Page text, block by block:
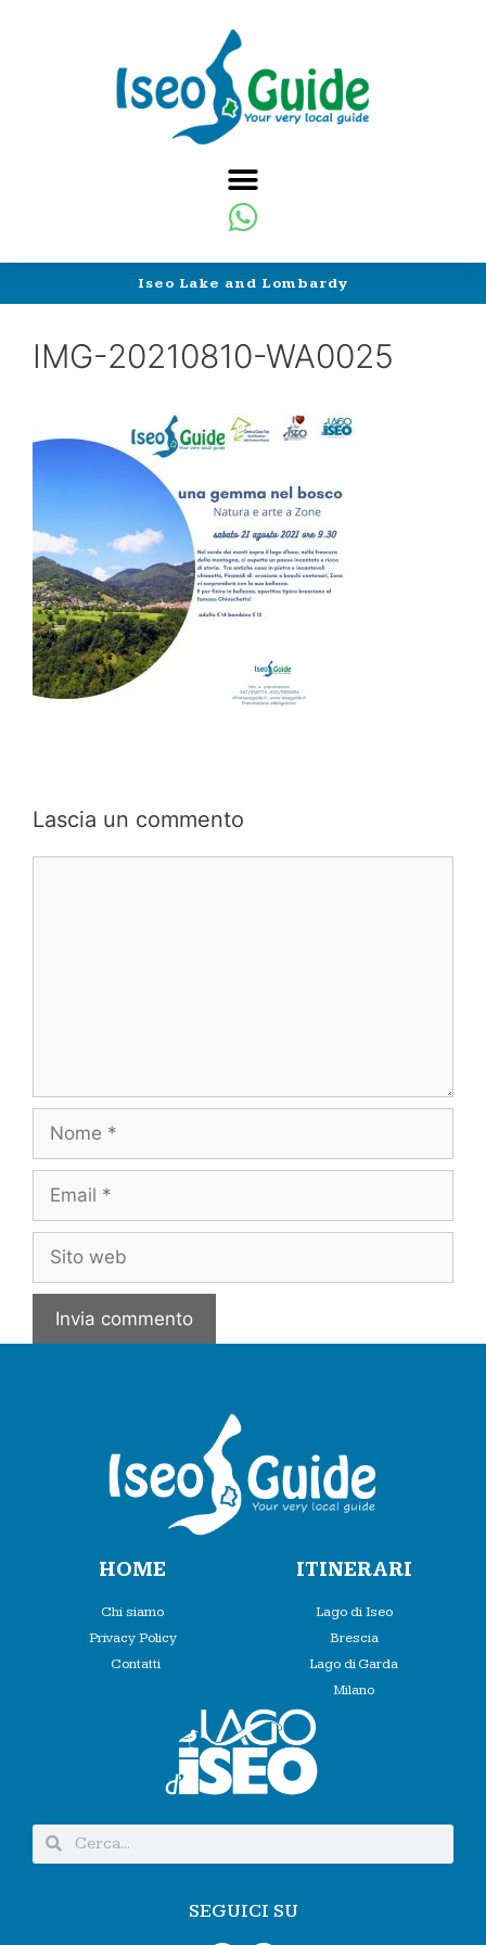
Iseo Lake and Lombardy
IMG-20210810-WA0025
Lascia un commento
HOME
Chi siamo
Privacy Policy
Contatti
ITINERARI
Lago di Iseo
Brescia
Lago di Garda
Milano
SEGUICI SU